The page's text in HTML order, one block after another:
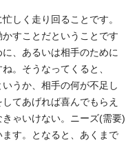
しく走り回ることです。
すことだということです
、あるいは相手のために
。そうなってくると、
うか、相手の何が不足し
てあげれば喜んでもらえ
ゃいけない。ニーズ(需要)
す。となると、あくまで